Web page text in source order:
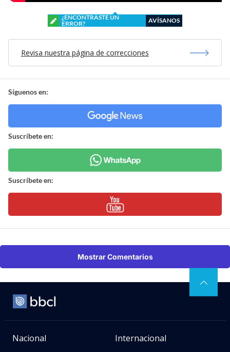
¿ENCONTRASTE UN
ERROR?
AVÍSANOS
Revisa nuestra página de correcciones
Síguenos en:
Suscríbete en:
Suscríbete en:
Mostrar Comentarios
Nacional Internacional